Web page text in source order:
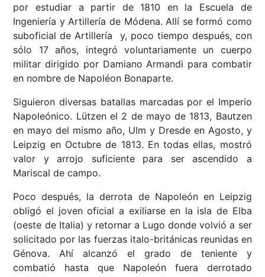
por estudiar a partir de 1810 en la Escuela de
Ingeniería y Artillería de Módena. Allí se formó como
suboficial de Artillería y, poco tiempo después, con
sólo 17 años, integró voluntariamente un cuerpo
militar dirigido por Damiano Armandi para combatir
en nombre de Napoléon Bonaparte.
Siguieron diversas batallas marcadas por el Imperio
Napoleónico. Lützen el 2 de mayo de 1813, Bautzen
en mayo del mismo año, Ulm y Dresde en Agosto, y
Leipzig en Octubre de 1813. En todas ellas, mostró
valor y arrojo suficiente para ser ascendido a
Mariscal de campo.
Poco después, la derrota de Napoleón en Leipzig
obligó el joven oficial a exiliarse en la isla de Elba
(oeste de Italia) y retornar a Lugo donde volvió a ser
solicitado por las fuerzas italo-británicas reunidas en
Génova. Ahí alcanzó el grado de teniente y
combatió hasta que Napoleón fuera derrotado